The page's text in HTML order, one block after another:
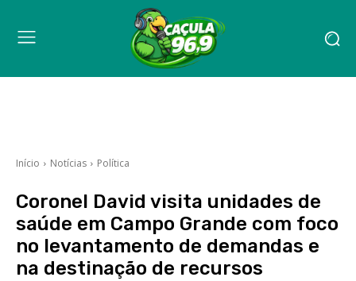
Início Notícias Política
Coronel David visita unidades de
saúde em Campo Grande com foco
no levantamento de demandas e
na destinação de recursos